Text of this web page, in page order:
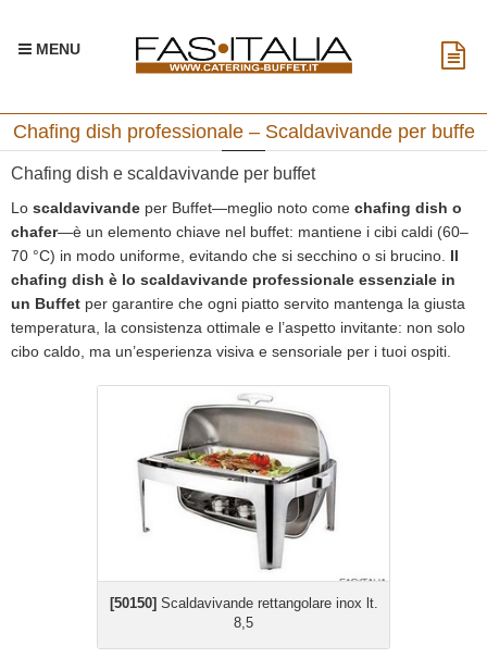
MENU
Chafing dish professionale – Scaldavivande per buffe
Chafing dish e scaldavivande per buffet
Lo scaldavivande per Buffet—meglio noto come chafing dish o
chafer—è un elemento chiave nel buffet: mantiene i cibi caldi (60–
70 °C) in modo uniforme, evitando che si secchino o si brucino. Il
chafing dish è lo scaldavivande professionale essenziale in
un Buffet per garantire che ogni piatto servito mantenga la giusta
temperatura, la consistenza ottimale e l’aspetto invitante: non solo
cibo caldo, ma un’esperienza visiva e sensoriale per i tuoi ospiti.
[50150]Scaldavivande rettangolare inox lt.
8,5